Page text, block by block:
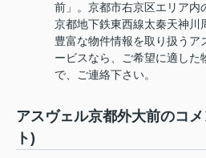
前」。京都市右京区エリア内
京都地下鉄東西線太秦天神川
豊富な物件情報を取り扱うア
ービスなら、ご希望に適した
で、ご連絡下さい。
アスヴェル京都外大前のコ
ト)